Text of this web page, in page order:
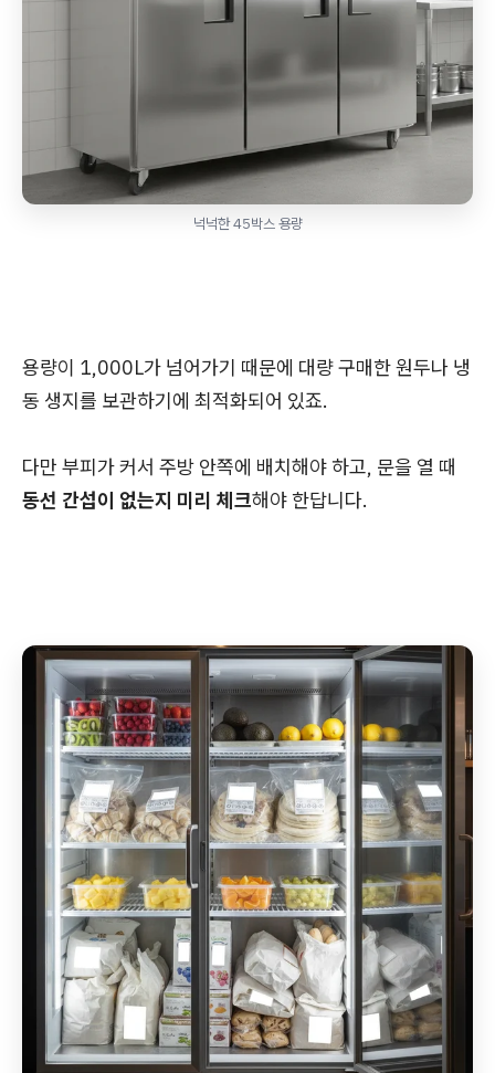
넉넉한 45박스 용량
용량이 1,000L가 넘어가기 때문에 대량 구매한 원두나 냉
동 생지를 보관하기에 최적화되어 있죠.
다만 부피가 커서 주방 안쪽에 배치해야 하고, 문을 열 때
동선 간섭이 없는지 미리 체크해야 한답니다.